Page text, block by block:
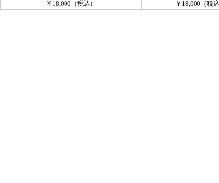
￥18,000（税込）
￥18,000（税